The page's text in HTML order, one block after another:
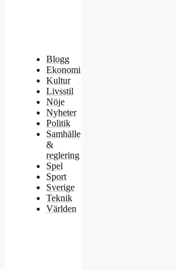
Blogg
Ekonomi
Kultur
Livsstil
Nöje
Nyheter
Politik
Samhälle
&
reglering
Spel
Sport
Sverige
Teknik
Världen